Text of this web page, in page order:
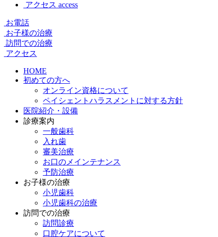
アクセス access
お電話
お子様の治療
訪問での治療
アクセス
HOME
初めての方へ
オンライン資格について
ペイシェントハラスメントに対する方針
医院紹介・設備
診療案内
一般歯科
入れ歯
審美治療
お口のメインテナンス
予防治療
お子様の治療
小児歯科
小児歯科の治療
訪問での治療
訪問診療
口腔ケアについて